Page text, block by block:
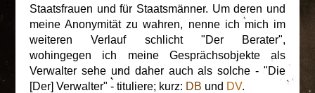
Staatsfrauen und für Staatsmänner. Um deren und
meine Anonymität zu wahren, nenne ich mich im
weiteren Verlauf schlicht "Der Berater",
wohingegen ich meine Gesprächsobjekte als
Verwalter sehe und daher auch als solche - "Die
[Der] Verwalter" - tituliere; kurz: DB und DV.